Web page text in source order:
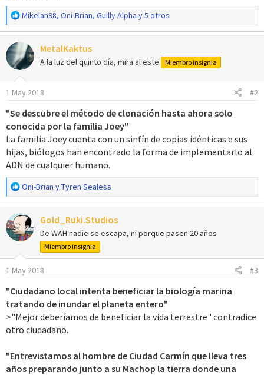
R
e
a
c
i
o
n
s
:
Mikelan98, Oni-Brian, Guilly Alpha y 5 otros
MetalKaktus
A la luz del quinto día, mira al este Miembro insignia
1 May 2018 #2
"Se descubre el método de clonación hasta ahora solo
conocida por la familia Joey"
La familia Joey cuenta con un sinfín de copias idénticas e sus
hijas, biólogos han encontrado la forma de implementarlo al
ADN de cualquier humano.
R
e
a
c
c
i
o
e
:
Oni-Brian yTyren Sealess
Gold_Ruki.Studios
De WAH nadie se escapa, ni porque pasen 20 años
Miembro insignia
1 May 2018 #3
"Ciudadano local intenta beneficiar la biología marina
tratando de inundar el planeta entero"
>"Mejor deberíamos de beneficiar la vida terrestre" contradice
otro ciudadano.
"Entrevistamos al hombre de Ciudad Carmín que lleva tres
años preparando junto a su Machop la tierra donde una